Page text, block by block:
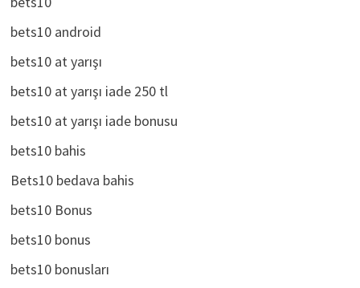
bets10
bets10 android
bets10 at yarışı
bets10 at yarışı iade 250 tl
bets10 at yarışı iade bonusu
bets10 bahis
Bets10 bedava bahis
bets10 Bonus
bets10 bonus
bets10 bonusları